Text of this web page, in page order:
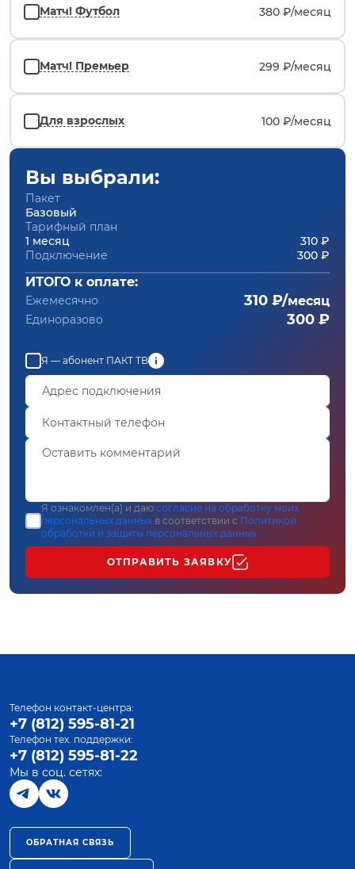
Матч! Футбол 380 ₽/месяц
Матч! Премьер 299 ₽/месяц
Для взрослых 100 ₽/месяц
Вы выбрали:
Пакет
Базовый
Тарифный план
1 месяц
310 ₽
Подключение
300 ₽
ИТОГО к оплате:
Ежемесячно 310 ₽/месяц
Единоразово 300 ₽
Я — абонент ПАКТ ТВ
Я ознакомлен(а) и даю согласие на обработку моих
персональных данных в соответствии с Политикой
обработки и защиты персональных данных
ОТПРАВИТЬ ЗАЯВКУ
Телефон контакт-центра:
+7 (812) 595-81-21
Телефон тех. поддержки:
+7 (812) 595-81-22
Мы в соц. сетях:
ОБРАТНАЯ СВЯЗЬ